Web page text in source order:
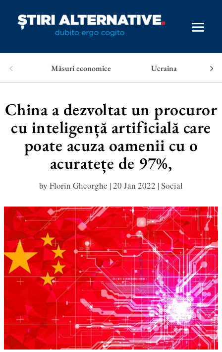
Măsuri economice Ucraina
China a dezvoltat un procuror
cu inteligență artificială care
poate acuza oamenii cu o
acuratețe de 97%,
by Florin Gheorghe |20 Jan 2022 |Social